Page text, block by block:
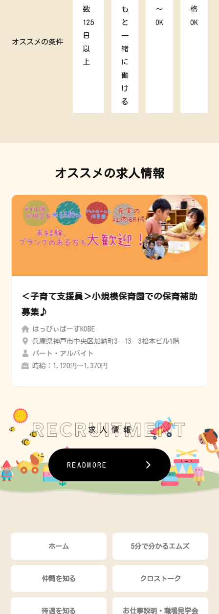
オススメの条件
数
125
日
以
上
も
と
一
緒
に
働
け
る
～
OK
格
OK
オススメの求人情報
＜子育て支援員＞小規模保育園での保育補助
募集♪
はっぴぃばーすKOBE
兵庫県神戸市中央区加納町3－13－3松本ビル1階
パート・アルバイト
時給：1,120円〜1,370円
READMORE
ホーム 5分で分かるエムズ
仲間を知る クロストーク
待遇を知る お仕事説明・職場見学会